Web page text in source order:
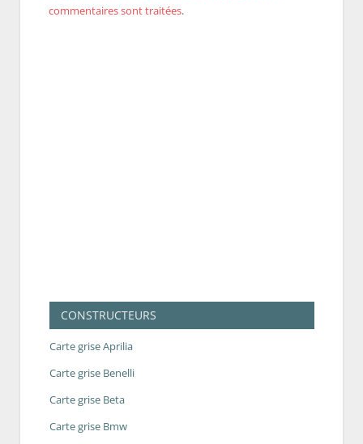
commentaires sont traitées.
CONSTRUCTEURS
Carte grise Aprilia
Carte grise Benelli
Carte grise Beta
Carte grise Bmw